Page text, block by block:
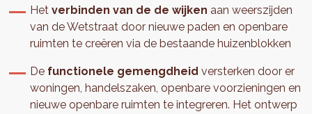
Hetverbinden van de de wijken aan weerszijden
van de Wetstraat door nieuwe paden en openbare
ruimten te creëren via de bestaande huizenblokken
De functionele gemengdheid versterken door er
woningen, handelszaken, openbare voorzieningen en
nieuwe openbare ruimten te integreren. Het ontwerp